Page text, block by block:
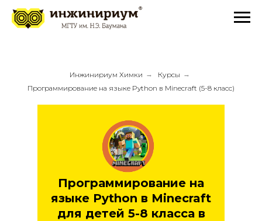
Инжинириум Химки → Курсы →
Программирование на языке Python в Minecraft (5-8 класс)
Программирование на
языке Python в Minecraft
для детей 5-8 класса в